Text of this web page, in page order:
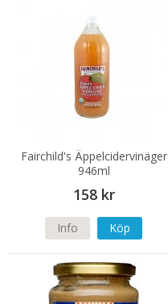
Fairchild's Äppelcidervinäger
946ml
158 kr
Info Köp